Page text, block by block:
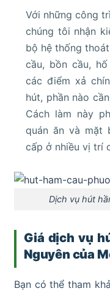
Với những công
chúng tôi nhận
bộ hệ thống
cầu, bồn cầu,
các điểm xả
hút, phần nào
Cách làm này
quán ăn và mặt
cấp ở nhiều vị trí
Dịch vụ hút
Giá dịch vụ
Nguyên của
Bạn có thể tham